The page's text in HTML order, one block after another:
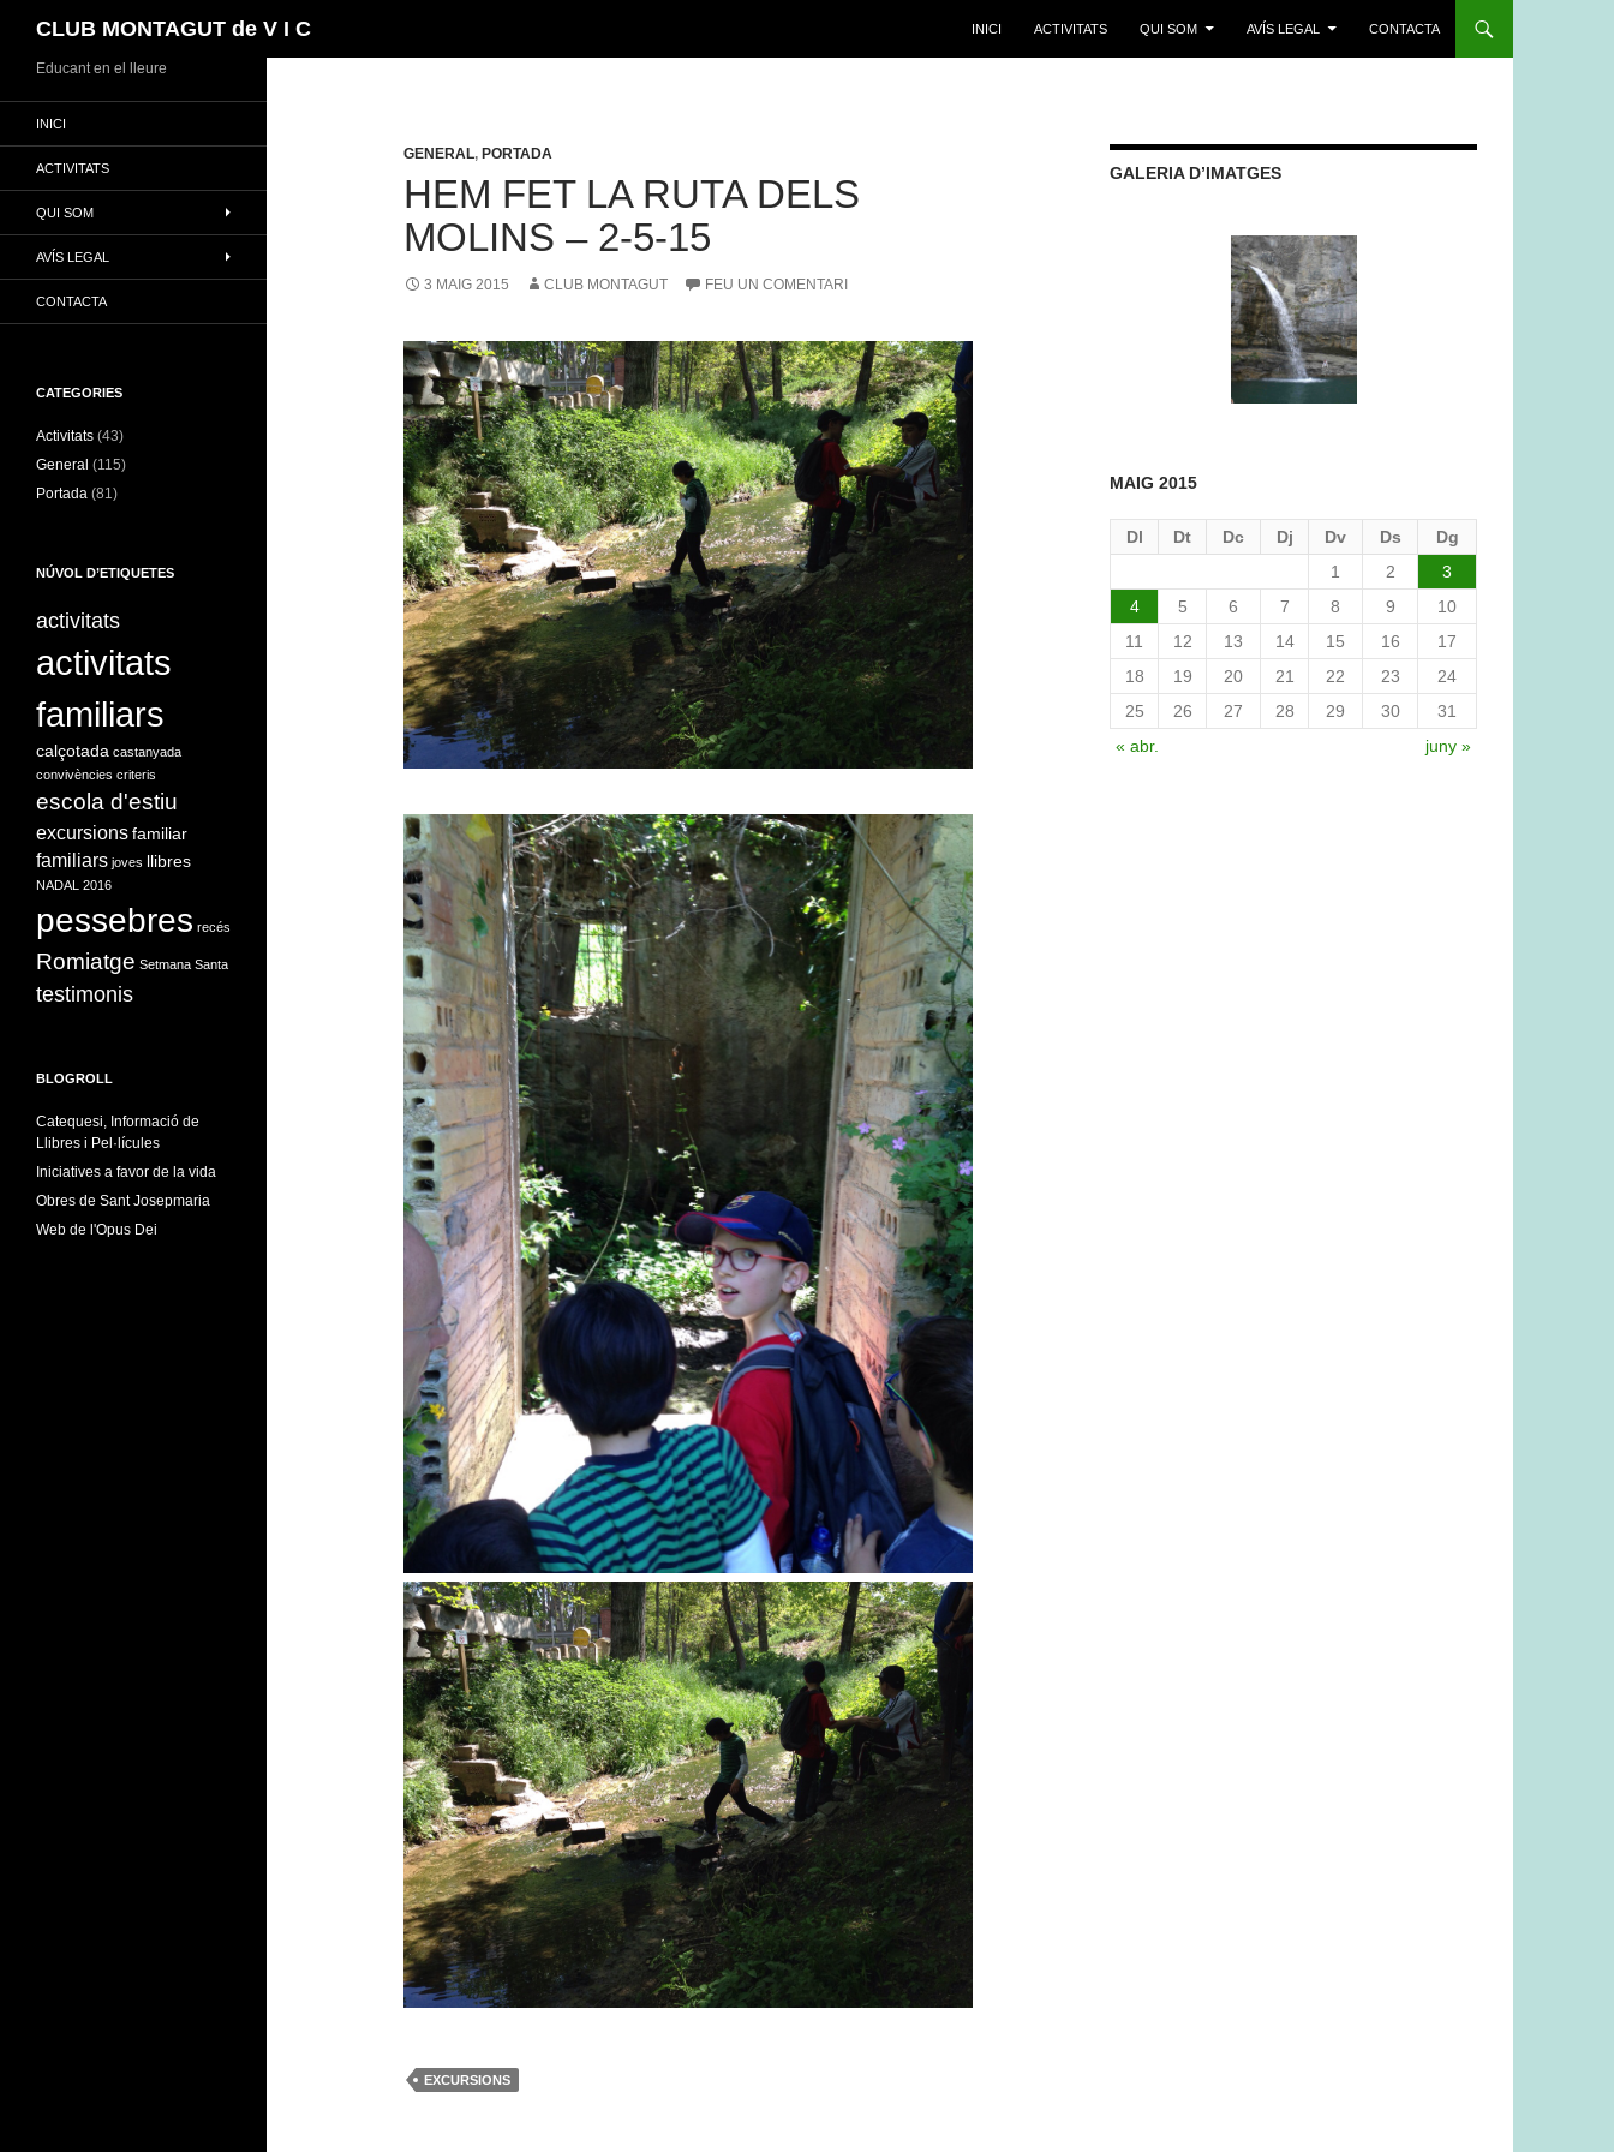
al
contingut
CLUB MONTAGUT de V I C INICI ACTIVITATS QUI SOM AVÍS LEGAL CONTACTA
GENERAL, PORTADA
HEM FET LA RUTA DELS
MOLINS – 2-5-15
3 MAIG 2015 CLUB MONTAGUT FEU UN COMENTARI
EXCURSIONS
GALERIA D’IMATGES
MAIG 2015
Dl Dt Dc Dj Dv Ds
Dg
1
2
3
4
5 6 7 8 9
10
11
12 13 14 15 16
17
18
19 20 21 22 23
24
25
26 27 28 29 30
31
« abr.
juny »
Educant en el lleure
INICI
ACTIVITATS
QUI SOM
AVÍS LEGAL
CONTACTA
CATEGORIES
Activitats (43)
General (115)
Portada (81)
NÚVOL D’ETIQUETES
activitats
activitats
familiars
calçotada castanyada
convivències criteris
escola d'estiu
excursions familiar
familiars joves llibres
NADAL 2016
pessebres recés
Romiatge Setmana Santa
testimonis
BLOGROLL
Catequesi, Informació de
Llibres i Pel·lícules
Iniciatives a favor de la vida
Obres de Sant Josepmaria
Web de l'Opus Dei